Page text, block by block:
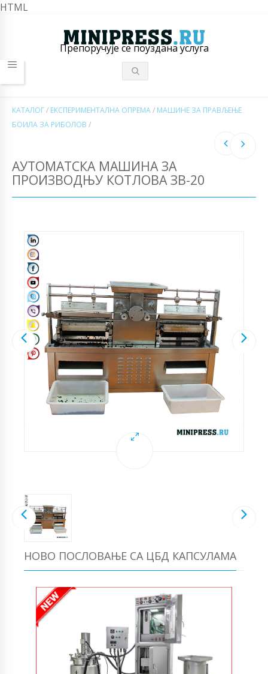
HTML
Препоручује се поуздана услуга
КАТАЛОГ/ ЕКСПЕРИМЕНТАЛНА ОПРЕМА/ МАШИНЕ ЗА ПРАВЉЕЊЕ
БОИЛА ЗА РИБОЛОВ /
АУТОМАТСКА МАШИНА ЗА
ПРОИЗВОДЊУ КОТЛОВА ЗВ-20
НОВО ПОСЛОВАЊЕ СА ЦБД КАПСУЛАМА